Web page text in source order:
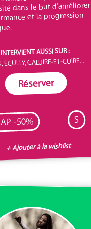
dans le but d'améliorer
et la progression
INTERVIENT AUSSI SUR :
ÉCULLY, CALUIRE-ET-CUIRE...
Réserver
-50% S
+ Ajouter à la wishlist